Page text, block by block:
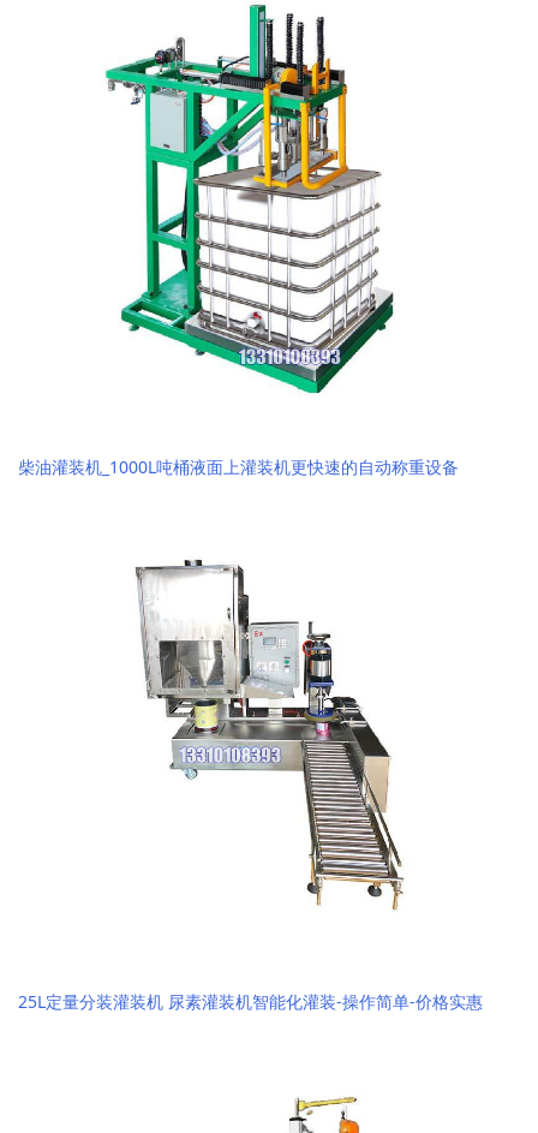
柴油灌装机_1000L吨桶液面上灌装机更快速的自动称重设备
25L定量分装灌装机 尿素灌装机智能化灌装-操作简单-价格实惠